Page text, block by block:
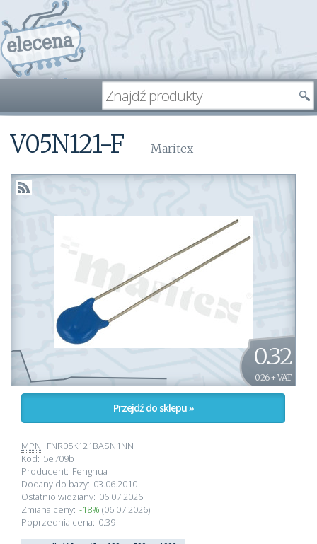
V05N121-F Maritex
0.32
0.26 + VAT
Przejdź do sklepu »
MPN: FNR05K121BASN1NN
Kod: 5e709b
Producent: Fenghua
Dodany do bazy: 03.06.2010
Ostatnio widziany: 06.07.2026
Zmiana ceny: -18% (06.07.2026)
Poprzednia cena: 0.39